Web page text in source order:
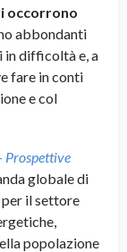
occorrono
abbondanti
in difficoltà e, a
fare in conti
e col
Prospettive
globale di
per il settore
popolazione